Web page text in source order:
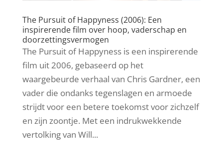
The Pursuit of Happyness (2006): Een
inspirerende film over hoop, vaderschap en
doorzettingsvermogen
The Pursuit of Happyness is een inspirerende
film uit 2006, gebaseerd op het
waargebeurde verhaal van Chris Gardner, een
vader die ondanks tegenslagen en armoede
strijdt voor een betere toekomst voor zichzelf
en zijn zoontje. Met een indrukwekkende
vertolking van Will...